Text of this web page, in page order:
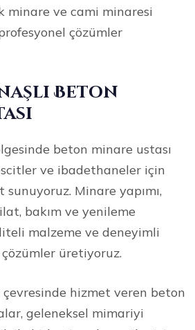
minare ve cami minaresi
çözümler
Beton
beton minare ustası
ve ibadethaneler için
Minare yapımı,
bakım ve yenileme
malzeme ve deneyimli
üretiyoruz.
çevresinde hizmet veren beton
geleneksel mimariyi